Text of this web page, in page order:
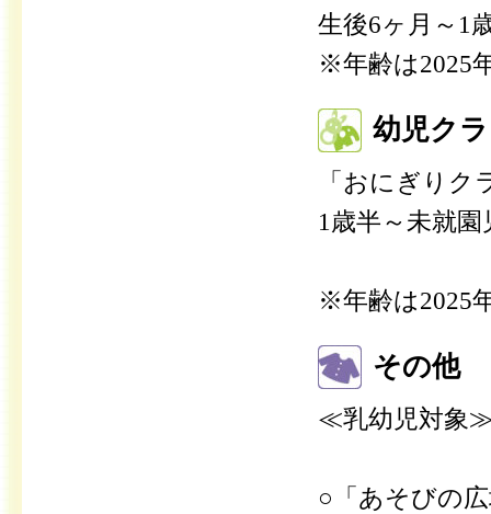
生後6ヶ月～1
※年齢は2025
幼児ク
「おにぎりク
1歳半～未就
※年齢は2025
その他
≪乳幼児対象
○「あそびの